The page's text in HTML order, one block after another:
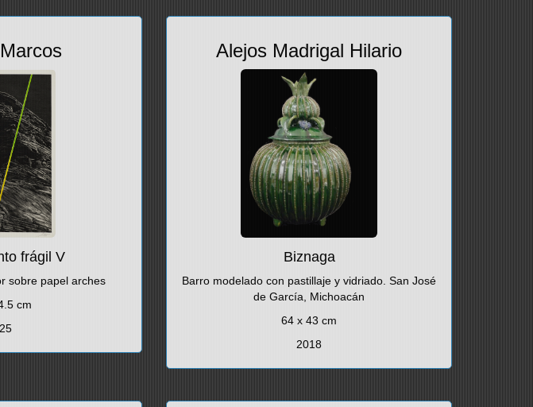
frágil V
sobre papel arches
cm
Alejos Madrigal Hilario
Biznaga
Barro modelado con pastillaje y vidriado. San José
de García, Michoacán
64 x 43 cm
2018